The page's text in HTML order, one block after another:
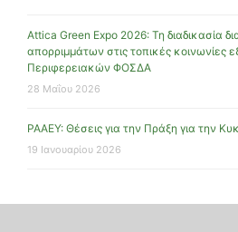
Attica Green Expo 2026: Τη διαδικασία
απορριμμάτων στις τοπικές κοινωνίες
Περιφερειακών ΦΟΣΔΑ
28 Μαΐου 2026
ΡΑΑΕΥ: Θέσεις για την Πράξη για την
19 Ιανουαρίου 2026